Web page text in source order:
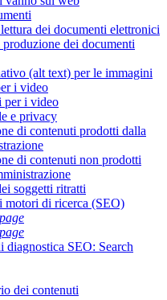
dei documenti elettronici
dei documenti
(alt text) per le immagini
i video
per i video
e privacy
di contenuti prodotti dalla
di contenuti non prodotti
soggetti ritratti
motori di ricerca (SEO)
diagnostica SEO: Search
dei contenuti